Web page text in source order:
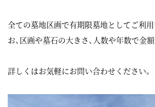
全ての墓地区画で有期限墓地としてご利用
お、区画や墓石の大きさ、人数や年数で金
詳しくはお気軽にお問い合わせください。